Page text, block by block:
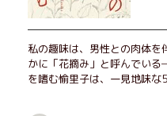
私の趣味は、男性との肉体を
かに「花摘み」と呼んでい
を嗜む愉里子は、一見地味